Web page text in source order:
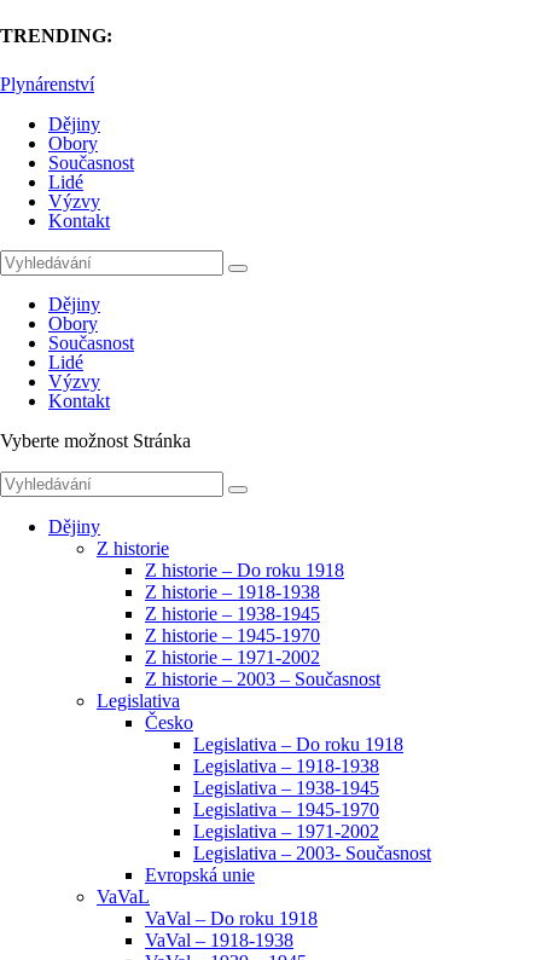
TRENDING:
Plynárenství
Dějiny
Obory
Současnost
Lidé
Výzvy
Kontakt
Dějiny
Obory
Současnost
Lidé
Výzvy
Kontakt
Vyberte možnost Stránka
Dějiny
Z historie
Z historie – Do roku 1918
Z historie – 1918-1938
Z historie – 1938-1945
Z historie – 1945-1970
Z historie – 1971-2002
Z historie – 2003 – Současnost
Legislativa
Česko
Legislativa – Do roku 1918
Legislativa – 1918-1938
Legislativa – 1938-1945
Legislativa – 1945-1970
Legislativa – 1971-2002
Legislativa – 2003- Současnost
Evropská unie
VaVaL
VaVal – Do roku 1918
VaVal – 1918-1938